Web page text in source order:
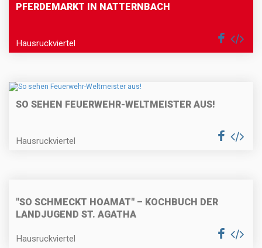
PFERDEMARKT IN NATTERNBACH
Hausruckviertel
SO SEHEN FEUERWEHR-WELTMEISTER AUS!
Hausruckviertel
"SO SCHMECKT HOAMAT" – KOCHBUCH DER
LANDJUGEND ST. AGATHA
Hausruckviertel